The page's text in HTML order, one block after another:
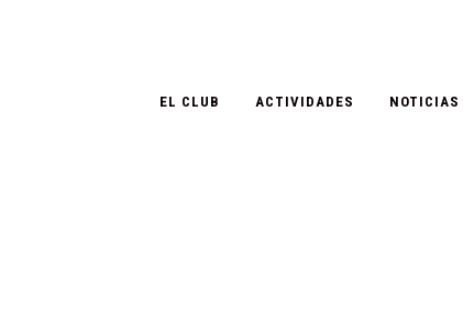
EL CLUB ACTIVIDADES NOTICIAS